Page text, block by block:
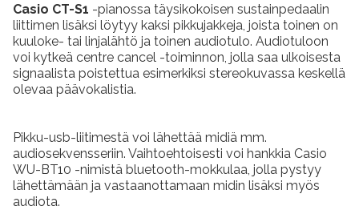
Casio CT-S1 -pianossa täysikokoisen sustainpedaalin
liittimen lisäksi löytyy kaksi pikkujakkeja, joista toinen on
kuuloke- tai linjalähtö ja toinen audiotulo. Audiotuloon
voi kytkeä centre cancel -toiminnon, jolla saa ulkoisesta
signaalista poistettua esimerkiksi stereokuvassa keskellä
olevaa päävokalistia.
Pikku-usb-liitimestä voi lähettää midiä mm.
audiosekvensseriin. Vaihtoehtoisesti voi hankkia Casio
WU-BT10 -nimistä bluetooth-mokkulaa, jolla pystyy
lähettämään ja vastaanottamaan midin lisäksi myös
audiota.